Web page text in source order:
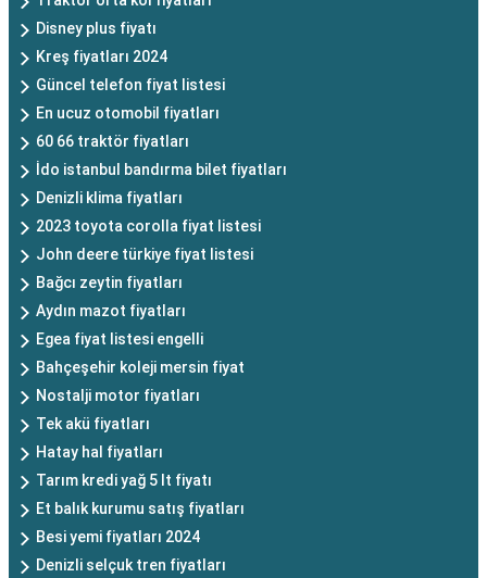
Disney plus fiyatı
Kreş fiyatları 2024
Güncel telefon fiyat listesi
En ucuz otomobil fiyatları
60 66 traktör fiyatları
İdo istanbul bandırma bilet fiyatları
Denizli klima fiyatları
2023 toyota corolla fiyat listesi
John deere türkiye fiyat listesi
Bağcı zeytin fiyatları
Aydın mazot fiyatları
Egea fiyat listesi engelli
Bahçeşehir koleji mersin fiyat
Nostalji motor fiyatları
Tek akü fiyatları
Hatay hal fiyatları
Tarım kredi yağ 5 lt fiyatı
Et balık kurumu satış fiyatları
Besi yemi fiyatları 2024
Denizli selçuk tren fiyatları